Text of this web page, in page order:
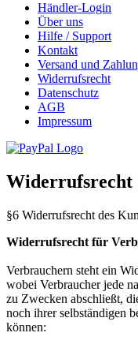
Händler-Login
Über uns
Hilfe / Support
Kontakt
Versand und
Widerrufsrecht
Datenschutz
AGB
Impressum
Widerrufsrecht
§6 Widerrufsrecht des
Widerrufsrecht für
Verbrauchern steht ein
wobei Verbraucher jede
zu Zwecken abschließt,
noch ihrer selbständigen
können: